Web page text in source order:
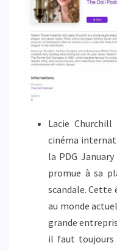
Lacie
cinéma
la PDG
promue à sa
scandale.
au monde
grande
il faut toujours